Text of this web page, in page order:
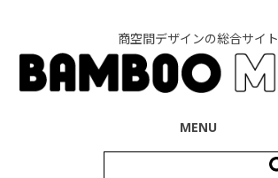
商空間デザインの総合サイト
MENU